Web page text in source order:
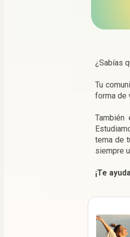
¿Sabías
Tu
forma de
También
tema de
siempre
¡Te